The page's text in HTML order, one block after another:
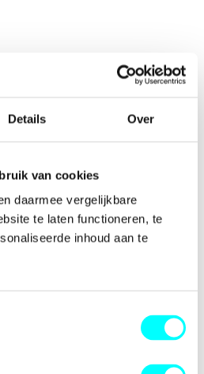
Details Over
van cookies
daarmee vergelijkbare
te laten functioneren, te
inhoud aan te
-side exception has occurred while
browser consolefor